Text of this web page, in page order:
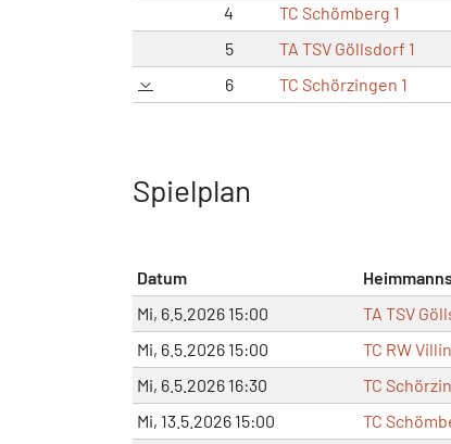
4
TC Schömberg 1
5
TA TSV Göllsdorf 1
6
TC Schörzingen 1
Spielplan
Datum
Mi, 6.5.2026 15:00
TA TSV
Mi, 6.5.2026 15:00
TC RW
Mi, 6.5.2026 16:30
TC
Mi, 13.5.2026 15:00
TC